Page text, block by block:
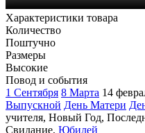
Характеристики товара
Количество
Поштучно
Размеры
Высокие
Повод и события
1 Сентября 8 Марта 14
Выпускной День Матери
учителя, Новый Год,
Свидание, Юбилей